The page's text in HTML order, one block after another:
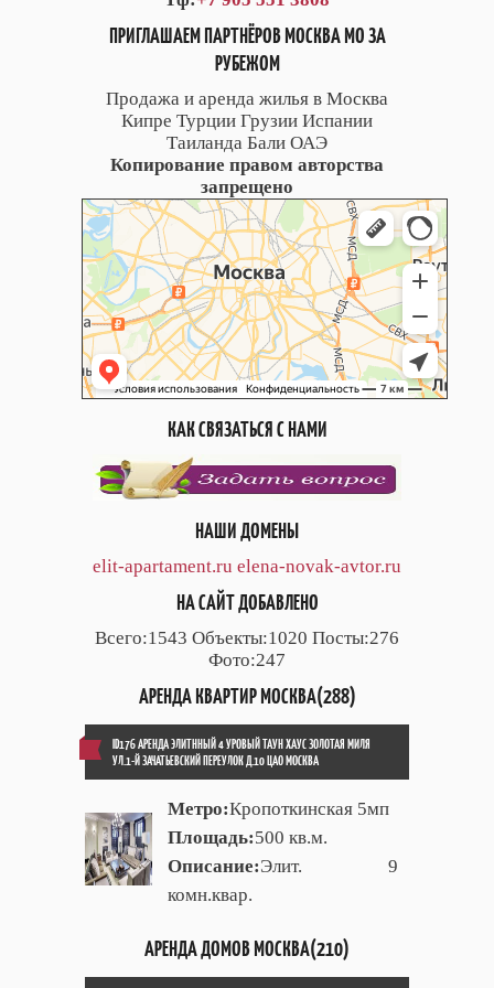
ПРИГЛАШАЕМ ПАРТНЁРОВ МОСКВА МО ЗА
РУБЕЖОМ
Продажа и аренда жилья в Москва
Кипре Турции Грузии Испании
Таиланда Бали ОАЭ
Копирование правом авторства
запрещено
КАК СВЯЗАТЬСЯ С НАМИ
НАШИ ДОМЕНЫ
elit-apartament.ru elena-novak-avtor.ru
НА САЙТ ДОБАВЛЕНО
Всего:1543 Объекты:1020 Посты:276
Фото:247
АРЕНДА КВАРТИР МОСКВА(288)
ID176 АРЕНДА ЭЛИТННЫЙ 4 УРОВЫЙ ТАУН ХАУС ЗОЛОТАЯ МИЛЯ
УЛ.1-Й ЗАЧАТЬЕВСКИЙ ПЕРЕУЛОК Д.10 ЦАО МОСКВА
Метро:Кропоткинская 5мп
Площадь:500 кв.м.
Описание:Элит. 9
комн.квар.
АРЕНДА ДОМОВ МОСКВА(210)